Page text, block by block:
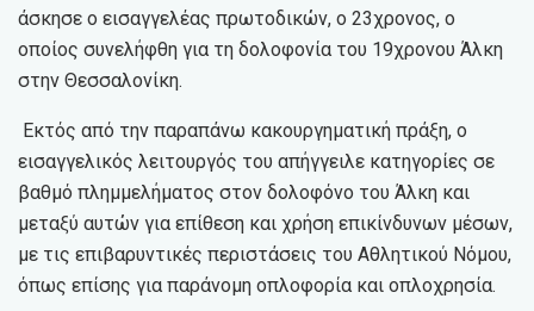
άσκησε ο εισαγγελέας πρωτοδικών, ο 23χρονος, ο
οποίος συνελήφθη για τη δολοφονία του 19χρονου Άλκη
στην Θεσσαλονίκη.
Εκτός από την παραπάνω κακουργηματική πράξη, ο
εισαγγελικός λειτουργός του απήγγειλε κατηγορίες σε
βαθμό πλημμελήματος στον δολοφόνο του Άλκη και
μεταξύ αυτών για επίθεση και χρήση επικίνδυνων μέσων,
με τις επιβαρυντικές περιστάσεις του Αθλητικού Νόμου,
όπως επίσης για παράνομη οπλοφορία και οπλοχρησία.